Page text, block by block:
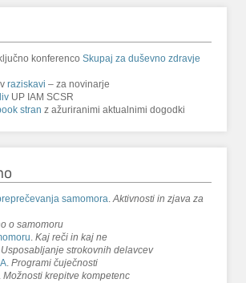
konferencoSkupaj za duševno zdravje
vraziskavi – za novinarje
UP IAM SCSR
stran z ažuriranimi aktualnimi dogodki
samomora.Aktivnosti in zjava za
o samomoru
.Kaj reči in kaj ne
Usposabljanje strokovnih delavcev
.Programi čuječnosti
.Možnosti krepitve kompetenc